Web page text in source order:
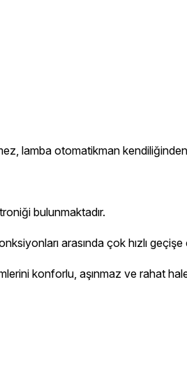
lamba otomatikman
bulunmaktadır.
arasında çok hızlı
konforlu, aşınmaz ve rahat